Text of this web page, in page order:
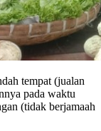
tempat (jualan
pada waktu
(tidak berjamaah